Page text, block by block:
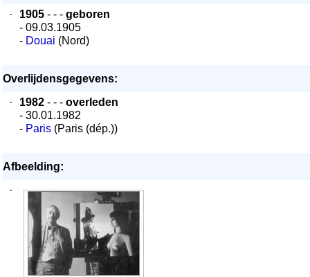
·
1905 - - - geboren
- 09.03.1905
- Douai (Nord)
Overlijdensgegevens:
·
1982 - - - overleden
- 30.01.1982
- Paris (Paris (dép.))
Afbeelding:
·